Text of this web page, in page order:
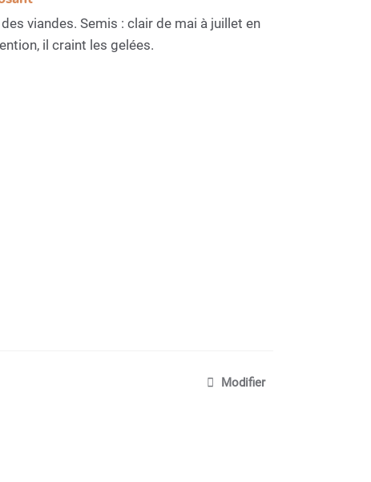
viandes. Semis : clair de mai à juillet en
il craint les gelées.
Modifier